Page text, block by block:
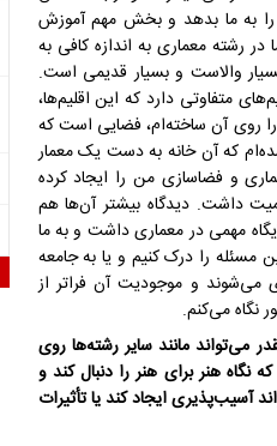
را به ما بدهد و بخش مهم آموزش
رشته معماری به اندازه کافی به
والاست و بسیار قدیمی است.
متفاوتی دارد که این اقلیم‌ها،
روی آن ساخته‌ام، فضایی است که
که آن خانه به دست یک معمار
و فضاسازی من را ایجاد کرده
داشت. دیدگاه بیشتر آن‌ها هم
مهمی در معماری داشت و به ما
مسئله را درک کنیم و یا به جامعه
می‌شوند و موجودیت آن فراتر از
نگاه می‌کنم.
مانند سایر رشته‌ها روی
هنر برای هنر را دنبال کند و
ایجاد کند یا تأثیرات